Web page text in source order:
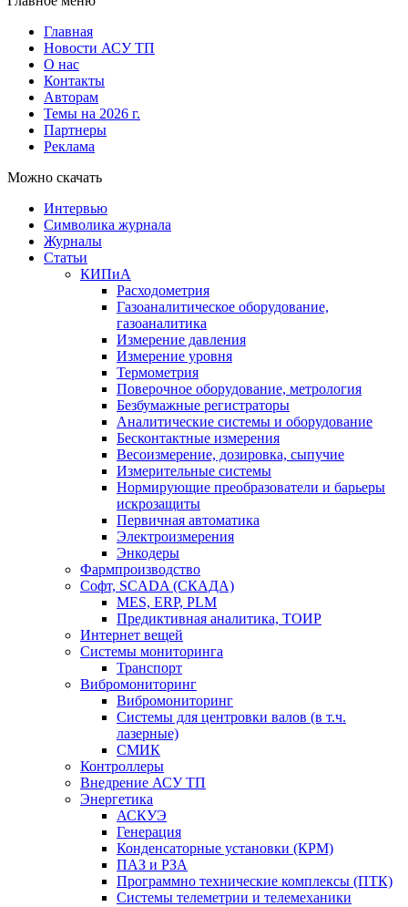
Главная
Новости АСУ ТП
О нас
Контакты
Авторам
Темы на 2026 г.
Партнеры
Реклама
Можно скачать
Интервью
Символика журнала
Журналы
Статьи
КИПиА
Расходометрия
Газоаналитическое оборудование,
газоаналитика
Измерение давления
Измерение уровня
Термометрия
Поверочное оборудование, метрология
Безбумажные регистраторы
Аналитические системы и оборудование
Бесконтактные измерения
Весоизмерение, дозировка, сыпучие
Измерительные системы
Нормирующие преобразователи и барьеры
искрозащиты
Первичная автоматика
Электроизмерения
Энкодеры
Фармпроизводство
Софт, SCADA (СКАДА)
MES, ERP, PLM
Предиктивная аналитика, ТОИР
Интернет вещей
Системы мониторинга
Транспорт
Вибромониторинг
Вибромониторинг
Системы для центровки валов (в т.ч.
лазерные)
СМИК
Контроллеры
Внедрение АСУ ТП
Энергетика
АСКУЭ
Генерация
Конденсаторные установки (КРМ)
ПАЗ и РЗА
Программно технические комплексы (ПТК)
Системы телеметрии и телемеханики